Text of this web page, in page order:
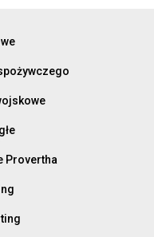
Provertha